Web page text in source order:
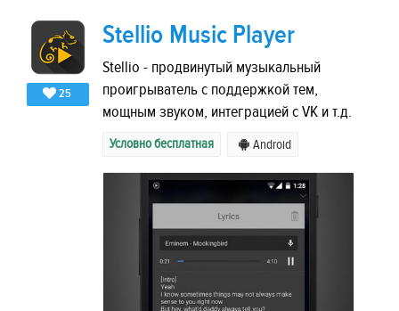
25
Stellio Music Player
Stellio - продвинутый музыкальный
проигрыватель с поддержкой тем,
мощным звуком, интеграцией с VK и т.д.
Условно бесплатная Android